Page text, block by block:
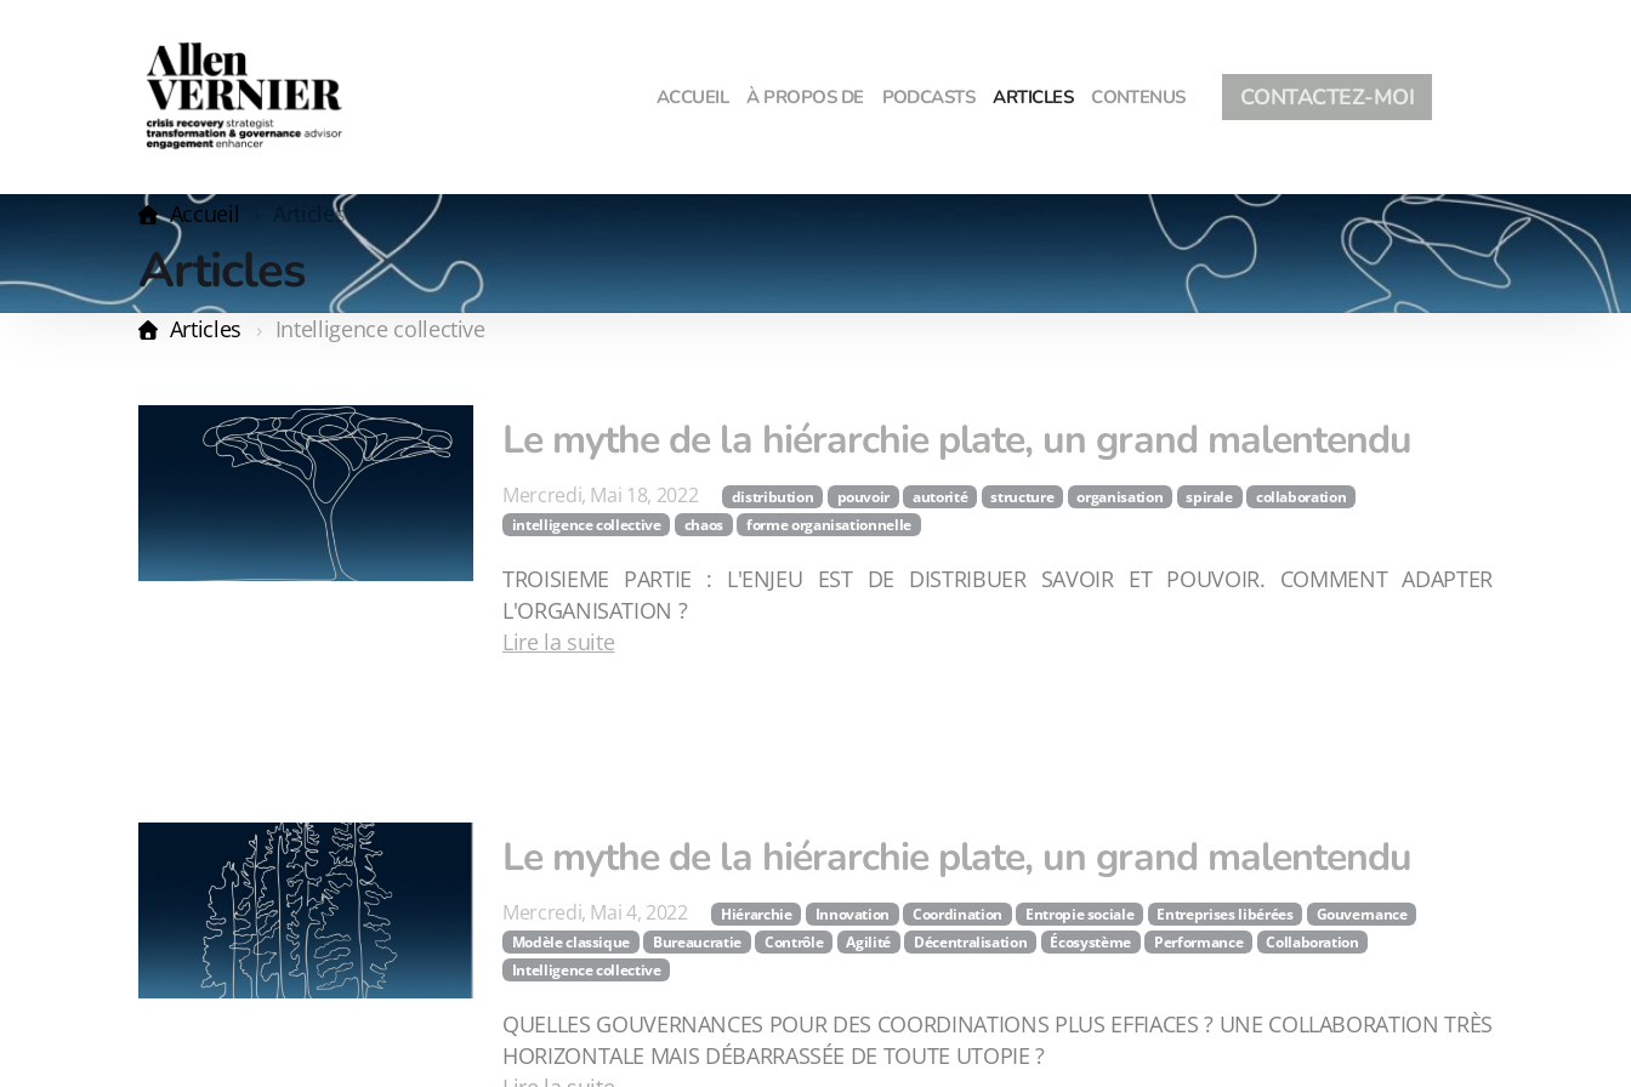
ACCUEIL À PROPOS DE PODCASTS ARTICLES CONTENUS CONTACTEZ-MOI
Accueil Articles
Articles
Articles Intelligence collective
Le mythe de la hiérarchie plate, un grand malentendu
Mercredi, Mai 18, 2022 distribution pouvoir autorité structure organisation spirale
collaboration
intelligence collective
chaos forme organisationnelle
TROISIEME PARTIE : L'ENJEU EST DE DISTRIBUER SAVOIR ET POUVOIR. COMMENT ADAPTER
L'ORGANISATION ?
Lire la suite
Le mythe de la hiérarchie plate, un grand malentendu
Mercredi, Mai 4, 2022 Hiérarchie Innovation Coordination Entropie sociale Entreprises libérées
Gouvernance
Modèle classique
Bureaucratie Contrôle Agilité Décentralisation Écosystème Performance
Collaboration
Intelligence collective
QUELLES GOUVERNANCES POUR DES COORDINATIONS PLUS EFFIACES ? UNE COLLABORATION TRÈS
HORIZONTALE MAIS DÉBARRASSÉE DE TOUTE UTOPIE ?